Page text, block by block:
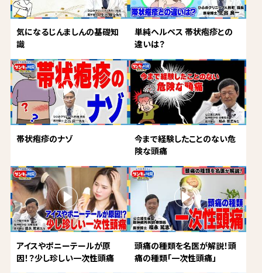
気になるじんましんの基礎知
識
単純ヘルペス 帯状疱疹との
違いは？
帯状疱疹のナゾ
今まで経験したことのない危
険な頭痛
アイスやポニーテールが原
因！？少し珍しい一次性頭痛
頭痛の種類を名医が解説！頭
痛の種類「一次性頭痛」